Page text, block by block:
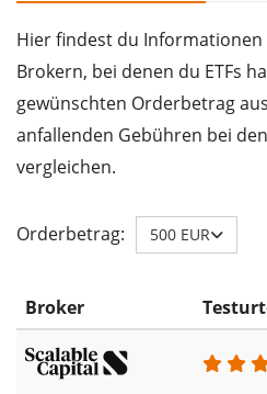
Hier findest du Informationen
Brokern, bei denen du ETFs
gewünschten Orderbetrag
anfallenden Gebühren bei
vergleichen.
Orderbetrag: 500 EUR
Broker